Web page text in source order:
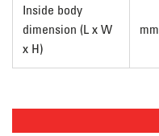
Inside body
dimension (L x W
x H)
mm